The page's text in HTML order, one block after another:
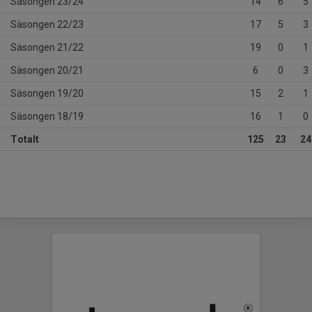
Säsongen 22/23 17 5 3
Säsongen 21/22 19 0 1
Säsongen 20/21 6 0 3
Säsongen 19/20 15 2 1
Säsongen 18/19 16 1 0
Totalt 125 23 24